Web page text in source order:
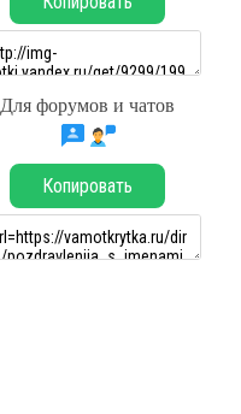
Для форумов и чатов
Копировать